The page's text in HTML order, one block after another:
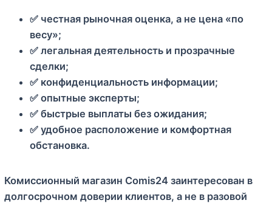
✅ честная рыночная оценка, а не цена «по
весу»;
✅ легальная деятельность и прозрачные
сделки;
✅ конфиденциальность информации;
✅ опытные эксперты;
✅ быстрые выплаты без ожидания;
✅ удобное расположение и комфортная
обстановка.
Комиссионный магазин Comis24 заинтересован в
долгосрочном доверии клиентов, а не в разовой